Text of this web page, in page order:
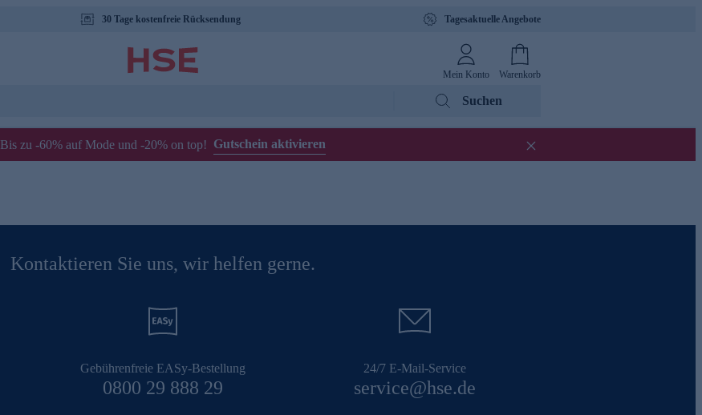
30 Tage kostenfreie Rücksendung Tagesaktuelle Angebote
Mein Konto Warenkorb
Suchen
Bis zu -60% auf Mode und -20% on top! Gutschein aktivieren
Kontaktieren Sie uns, wir helfen gerne.
Gebührenfreie EASy-Bestellung
0800 29 888 29
24/7 E-Mail-Service
service@hse.de